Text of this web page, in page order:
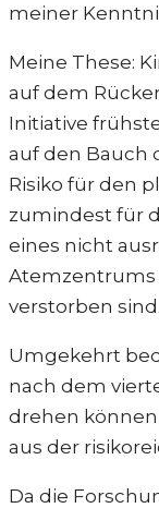
meiner
Meine These:
auf dem
Initiative
auf den Bauch
Risiko für den
zumindest für
eines nicht
Atemzentrums
verstorben sind.
Umgekehrt
nach dem
drehen
aus der
Da die